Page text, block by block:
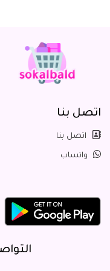
اتصل بنا
اتصل بنا
واتساب